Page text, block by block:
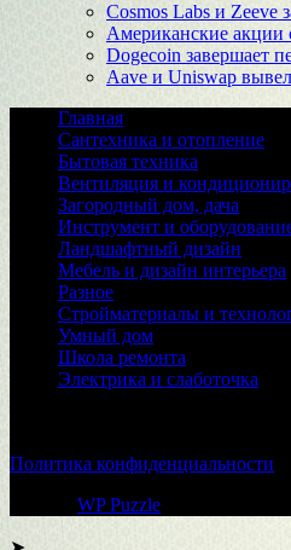
Cosmos Labs и Zeeve
Американские акции
Dogecoin завершает
Aave и Uniswap
Главная
Сантехника и отопление
Бытовая техника
Вентиляция и
Загородный дом, дача
Инструмент и
Ландшафтный дизайн
Мебель и дизайн интерьера
Разное
Стройматериалы и
Умный дом
Школа ремонта
Электрика и слаботочка
Политика конфиденциальности
WP Puzzle